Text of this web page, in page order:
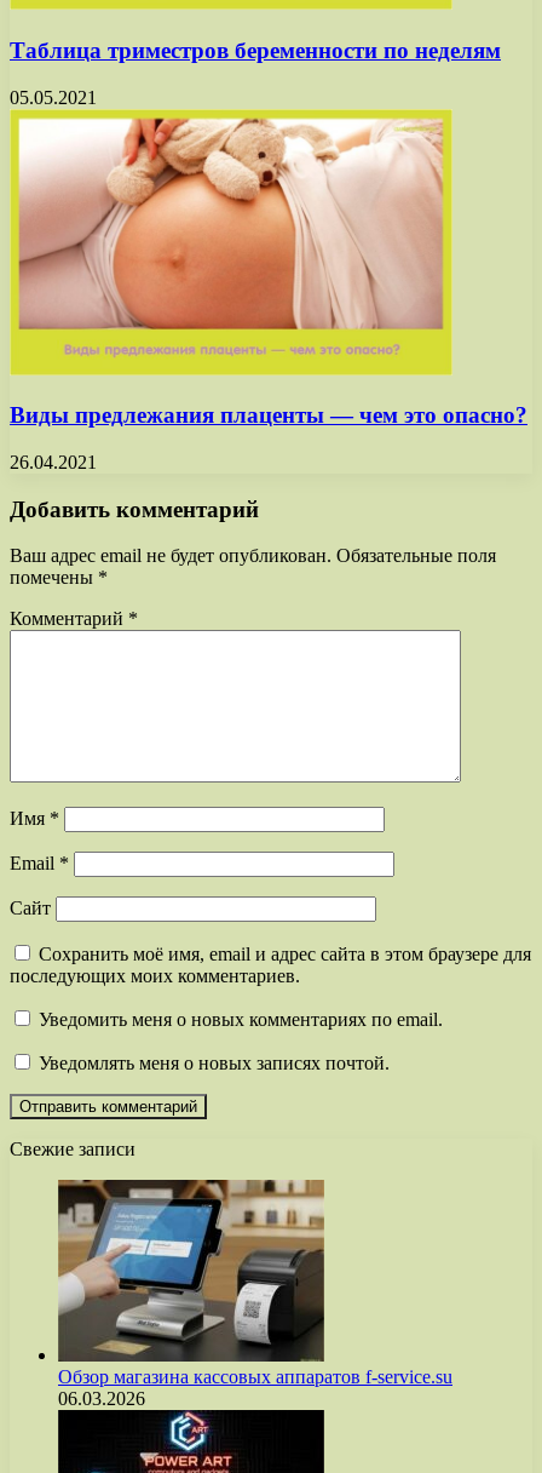
Таблица триместров беременности по неделям
05.05.2021
Виды предлежания плаценты — чем это опасно?
26.04.2021
Добавить комментарий
Ваш адрес email не будет опубликован. Обязательные поля
помечены *
Комментарий *
Имя *
Email *
Сайт
Сохранить моё имя, email и адрес сайта в этом браузере для
последующих моих комментариев.
Уведомить меня о новых комментариях по email.
Уведомлять меня о новых записях почтой.
Свежие записи
Обзор магазина кассовых аппаратов f-service.su
06.03.2026